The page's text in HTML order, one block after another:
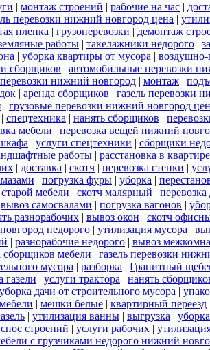
| монтаж строений | рабочие на час |
перевозки нижний новгород цена |
пленка | грузоперевозки | демонтаж
работы | такелажники недорого |
| уборка квартиры от мусора | воздушно-
сборщиков | автомобильные перевозки
нижний новгород | монтаж |
| аренда сборщиков | газель перевозки
| грузовые перевозки нижний новгород
| спецтехника | нанять сборщиков |
мебели | перевозка вещей нижний
| услуги спецтехники | сборщики
работы | расстановка в квартире
| доставка | скотч | перевозка стенки |
| погрузка фуры | уборка |
мебели | скотч малярный |
вывоз самосвалами | погрузка вагонов |
разнорабочих | вывоз окон | скотч
недорого | утилизация мусора |
| разнорабочие недорого | вывоз
сборщиков мебели | газель перевозки
мусора | разборка | Гранитный
газели | услуги трактора | нанять
уборка дачи от строительного мусора |
| мешки белые | квартирный переезд
| утилизация ванны | выгрузка |
снос строений | услуги рабочих |
с грузчиками недорого нижний